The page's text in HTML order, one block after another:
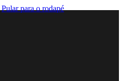
Pular para o rodapé